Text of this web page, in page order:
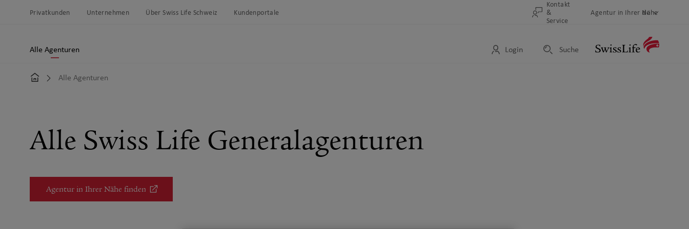
NavigationPrivatkunden Unternehmen Über Swiss Life Schweiz Kundenportale
Kontakt
&
Service
Länder-
Agentur in Ihrer NäheSprachwahl
de
Alle Agenturen Login Suche
Alle Swiss Life Generalagenturen
Agentur in Ihrer Nähe finden
Alle Alle Agenturen